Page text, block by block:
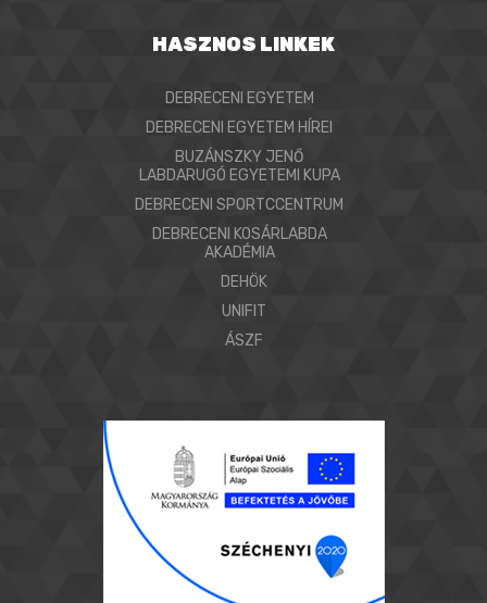
HASZNOS LINKEK
DEBRECENI EGYETEM
DEBRECENI EGYETEM HÍREI
BUZÁNSZKY JENŐ
LABDARUGÓ EGYETEMI KUPA
DEBRECENI SPORTCCENTRUM
DEBRECENI KOSÁRLABDA
AKADÉMIA
DEHÖK
UNIFIT
ÁSZF